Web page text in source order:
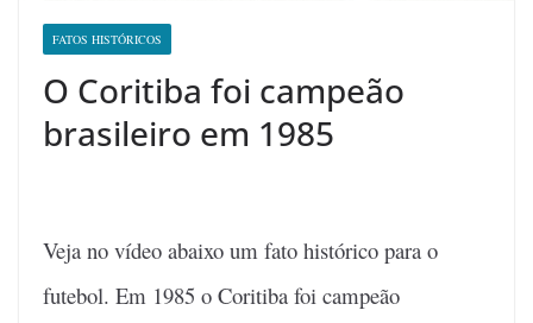
FATOS HISTÓRICOS
O Coritiba foi campeão
brasileiro em 1985
Veja no vídeo abaixo um fato histórico para o
futebol. Em 1985 o Coritiba foi campeão